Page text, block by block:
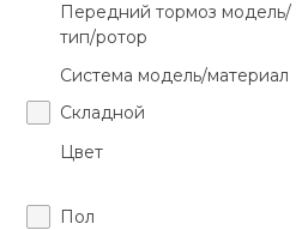
Передний тормоз модель/
тип/ротор
Система модель/материал
Складной
Цвет
Пол